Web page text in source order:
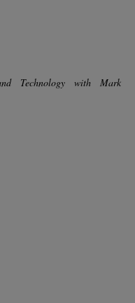
and Technology with Mark